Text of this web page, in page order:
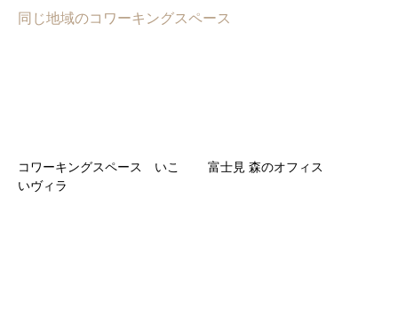
同じ地域のコワーキングスペース
コワーキングスペース いこ
いヴィラ
富士見 森のオフィス